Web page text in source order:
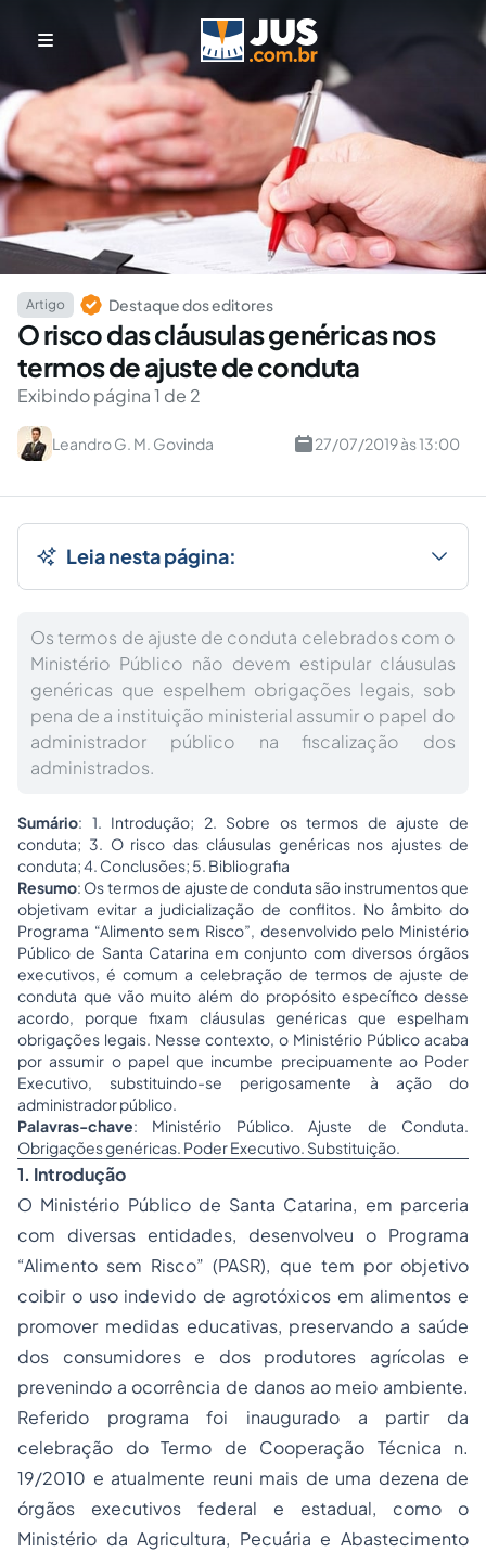
Artigo Destaque dos editores
O risco das cláusulas genéricas nos
termos de ajuste de conduta
Exibindo página 1 de 2
Leandro G. M. Govinda 27/07/2019 às 13:00
Leia nesta página:
Os termos de ajuste de conduta celebrados com o
Ministério Público não devem estipular cláusulas
genéricas que espelhem obrigações legais, sob
pena de a instituição ministerial assumir o papel do
administrador público na fiscalização dos
administrados.
Sumário: 1. Introdução; 2. Sobre os termos de ajuste de
conduta; 3. O risco das cláusulas genéricas nos ajustes de
conduta; 4. Conclusões; 5. Bibliografia
Resumo: Os termos de ajuste de conduta são instrumentos que
objetivam evitar a judicialização de conflitos. No âmbito do
Programa “Alimento sem Risco”, desenvolvido pelo Ministério
Público de Santa Catarina em conjunto com diversos órgãos
executivos, é comum a celebração de termos de ajuste de
conduta que vão muito além do propósito específico desse
acordo, porque fixam cláusulas genéricas que espelham
obrigações legais. Nesse contexto, o Ministério Público acaba
por assumir o papel que incumbe precipuamente ao Poder
Executivo, substituindo-se perigosamente à ação do
administrador público.
Palavras-chave: Ministério Público. Ajuste de Conduta.
Obrigações genéricas. Poder Executivo. Substituição.
1. Introdução
O Ministério Público de Santa Catarina, em parceria
com diversas entidades, desenvolveu o Programa
“Alimento sem Risco” (PASR), que tem por objetivo
coibir o uso indevido de agrotóxicos em alimentos e
promover medidas educativas, preservando a saúde
dos consumidores e dos produtores agrícolas e
prevenindo a ocorrência de danos ao meio ambiente.
Referido programa foi inaugurado a partir da
celebração do Termo de Cooperação Técnica n.
19/2010 e atualmente reuni mais de uma dezena de
órgãos executivos federal e estadual, como o
Ministério da Agricultura, Pecuária e Abastecimento